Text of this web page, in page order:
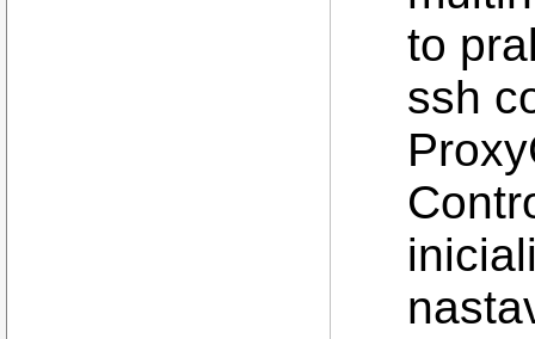
to
ssh